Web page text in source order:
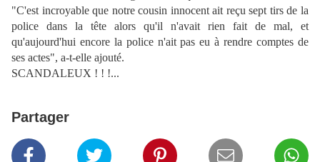
"C'est incroyable que notre cousin innocent ait reçu sept tirs de la
police dans la tête alors qu'il n'avait rien fait de mal, et
qu'aujourd'hui encore la police n'ait pas eu à rendre comptes de
ses actes", a-t-elle ajouté.
SCANDALEUX ! ! !...
Partager